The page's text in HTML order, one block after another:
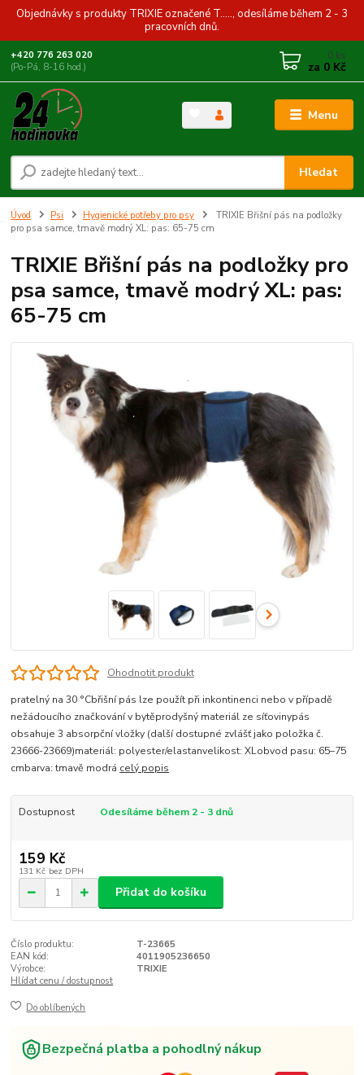
Objednávky s produkty TRIXIE označené T....., odesíláme během 2 - 3
pracovních dnů.
Menu
Hledat
+420 776 263 020
(Po-Pá, 8-16 hod.)
0 ks
za 0 Kč
Úvod Psi Hygienické potřeby pro psy
TRIXIE Břišní pás na podložky
pro psa samce, tmavě modrý XL: pas: 65-75 cm
TRIXIE Břišní pás na podložky pro
psa samce, tmavě modrý XL: pas:
65-75 cm
Ohodnotit produkt
pratelný na 30 °Cbřišní pás lze použít při inkontinenci nebo v případě
nežádoucího značkování v bytěprodyšný materiál ze síťovinypás
obsahuje 3 absorpční vložky (další dostupné zvlášť jako položka č.
23666-23669)materiál: polyester/elastanvelikost: XLobvod pasu: 65–75
cmbarva: tmavě modrá celý popis
Dostupnost Odesíláme během 2 - 3 dnů
159 Kč
131 Kč bez DPH
Přidat do košíku
Číslo produktu:
T-23665
EAN kód:
4011905236650
Výrobce:
TRIXIE
Hlídat cenu / dostupnost
Do oblíbených
Bezpečná platba a pohodlný nákup